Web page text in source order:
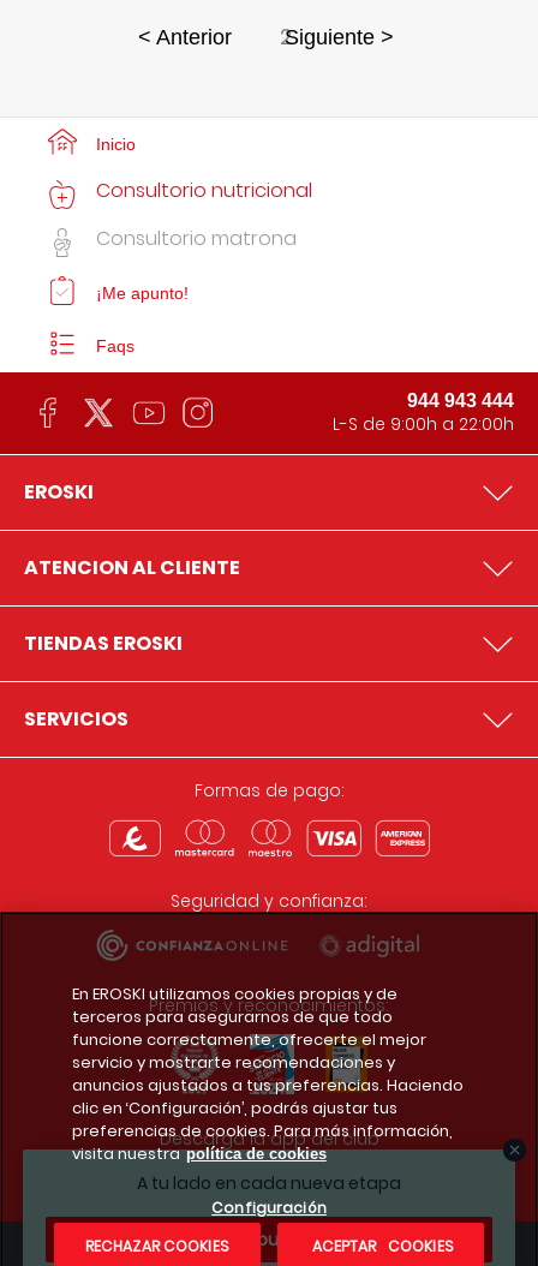
< Anterior 2Siguiente >
A tu lado en cada nueva etapa
¿Te apuntas?
Inicio
Consultorio nutricional
Consultorio matrona
¡Me apunto!
Faqs
944 943 444
L-S de 9:00h a 22:00h
EROSKI
ATENCION AL CLIENTE
TIENDAS EROSKI
SERVICIOS
Formas de pago:
Seguridad y confianza:
Premios y reconocimientos:
Descarga la app del club
En EROSKI utilizamos cookies propias y de
terceros para asegurarnos de que todo
funcione correctamente, ofrecerte el mejor
servicio y mostrarte recomendaciones y
anuncios ajustados a tus preferencias. Haciendo
clic en ‘Configuración’, podrás ajustar tus
preferencias de cookies. Para más información,
visita nuestra política de cookies
Configuración
RECHAZAR COOKIES
ACEPTAR COOKIES